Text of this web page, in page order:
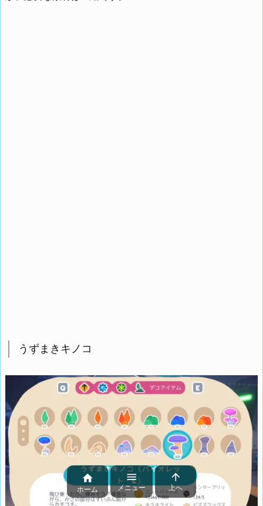
うずまきキノコ

ホーム

メニュー

上へ